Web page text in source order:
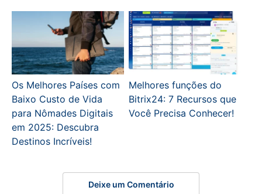
Os Melhores Países com
Baixo Custo de Vida
para Nômades Digitais
em 2025: Descubra
Destinos Incríveis!
Melhores funções do
Bitrix24: 7 Recursos que
Você Precisa Conhecer!
Deixe um Comentário